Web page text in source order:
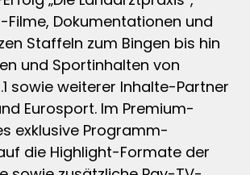
Filme, Dokumentationen und
Staffeln zum Bingen bis hin
und Sportinhalten von
sowie weiterer Inhalte-Partner
Eurosport. Im Premium-
exklusive Programm-
die Highlight-Formate der